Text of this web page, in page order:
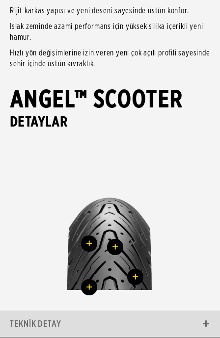
Rijit karkas yapısı ve yeni deseni sayesinde üstün konfor.
Islak zeminde azami performans için yüksek silika içerikli yeni
hamur.
Hızlı yön değişimlerine izin veren yeni çok açılı profili sayesinde
şehir içinde üstün kıvraklık.
ANGEL™ SCOOTER
DETAYLAR
+ +
+
+
TEKNIK DETAY